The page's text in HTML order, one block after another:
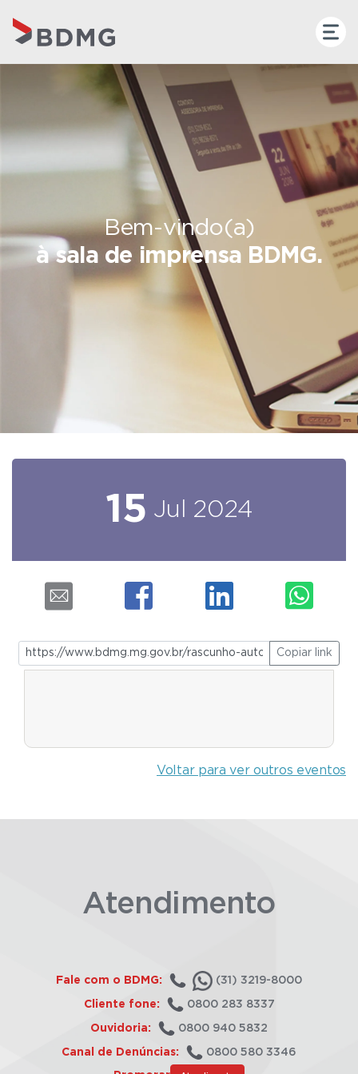
Bem-vindo(a)
à sala de imprensa BDMG.
15 Jul 2024
Copiar link
Voltar para ver outros eventos
Atendimento
Fale com o BDMG: (31) 3219-8000
Cliente fone: 0800 283 8337
Ouvidoria: 0800 940 5832
Canal de Denúncias: 0800 580 3346